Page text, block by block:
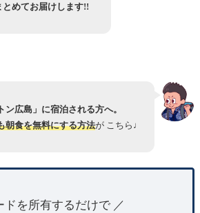
めてお届けします!!
ン広島」に宿泊される方へ。
朝食を無料にする方法が こちら♩
ドを所有するだけで ／